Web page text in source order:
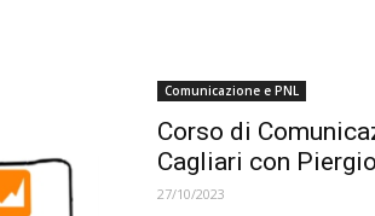
Comunicazione e PNL
Corso di
Cagliari con
27/10/2023